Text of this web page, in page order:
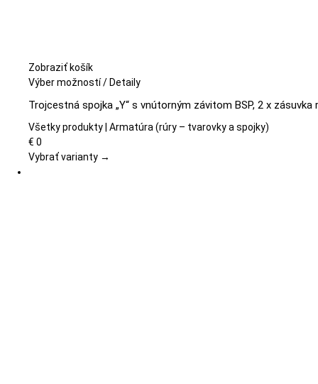
Zobraziť košík
Výber možnostíTento
má
viacero
Možnosti
/Detaily
Trojcestná spojka „Y“ s vnútorným závitom BSP, 2 x
Všetky produkty | Armatúra (rúry – tvarovky a spojky)
€ 0
Vybrať varianty →